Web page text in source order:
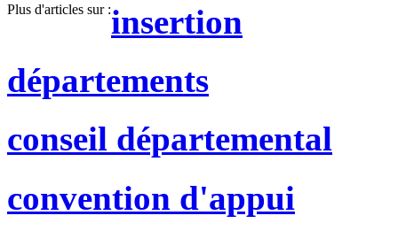
Plus d'articles sur :insertion
départements
conseil départemental
convention d'appui